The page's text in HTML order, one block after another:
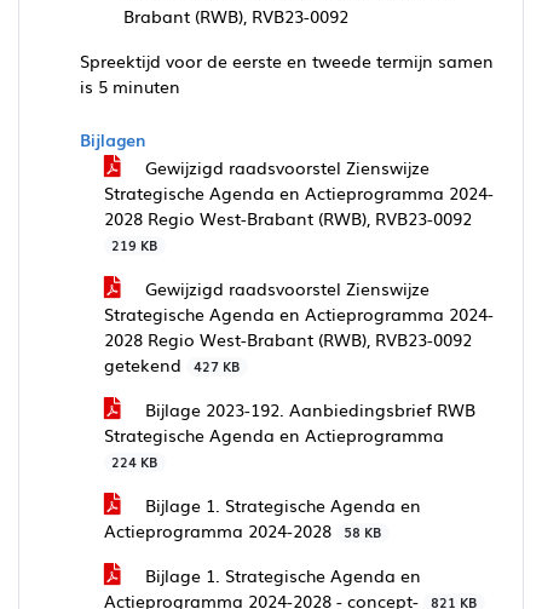
Brabant (RWB), RVB23-0092
Spreektijd voor de eerste en tweede termijn samen
is 5 minuten
Bijlagen
Gewijzigd raadsvoorstel Zienswijze
Strategische Agenda en Actieprogramma 2024-
2028 Regio West-Brabant (RWB), RVB23-0092
219 KB
Gewijzigd raadsvoorstel Zienswijze
Strategische Agenda en Actieprogramma 2024-
2028 Regio West-Brabant (RWB), RVB23-0092
getekend
427 KB
Bijlage 2023-192. Aanbiedingsbrief RWB
Strategische Agenda en Actieprogramma
224 KB
Bijlage 1. Strategische Agenda en
Actieprogramma 2024-2028
58 KB
Bijlage 1. Strategische Agenda en
Actieprogramma 2024-2028 - concept-
821 KB